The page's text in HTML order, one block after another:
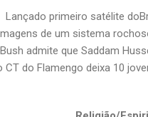
Lançado primeiro satélite
de um sistema
admite que Saddam
CT do Flamengo deixa 10